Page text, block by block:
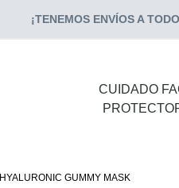
¡TENEMOS ENVÍOS A
CUIDADO
HYALURONIC GUMMY MASK